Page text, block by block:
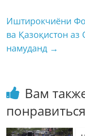
Иштирокчиёни
ва Қазоқистон
намуданд →
Вам
понравиться